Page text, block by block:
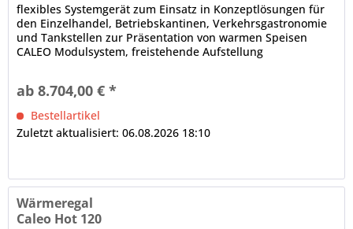
flexibles Systemgerät zum Einsatz in Konzeptlösungen für
den Einzelhandel, Betriebskantinen, Verkehrsgastronomie
und Tankstellen zur Präsentation von warmen Speisen
CALEO Modulsystem, freistehende Aufstellung
hitzebeständig Ausstellfläche in Schwarzglas mit...
ab 8.704,00 € *
Bestellartikel
Zuletzt aktualisiert: 06.08.2026 18:10
Wärmeregal
Caleo Hot 120